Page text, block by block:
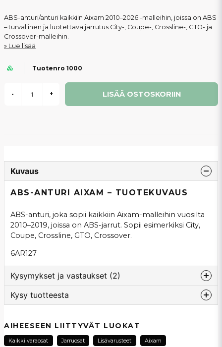
ABS-anturi/anturi kaikkiin Aixam 2010–2026 -malleihin, joissa on ABS
– turvallinen ja luotettava jarrutus City-, Coupe-, Crossline-, GTO- ja
Crossover-malleihin.
Lue lisää
Tuotenro 1000
- + LISÄÄ OSTOSKORIIN
Kuvaus
ABS-ANTURI AIXAM – TUOTEKUVAUS
ABS-anturi, joka sopii kaikkiin Aixam-malleihin vuosilta
2010–2019, joissa on ABS-jarrut. Sopii esimerkiksi City,
Coupe, Crossline, GTO, Crossover.
6AR127
Kysymykset ja vastaukset (2)
Kauppa vastasi
Kysy tuotteesta
Kysy meiltä tästä tuotteesta...
AIHEESEEN LIITTYVÄT LUOKAT
Kaikki varaosat Jarruosat Lisävarusteet Aixam